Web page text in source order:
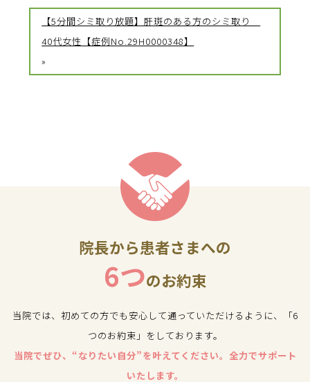
【5分間シミ取り放題】肝斑のある方のシミ取り
40代女性【症例No.29H0000348】
»
院長から患者さまへの
6つのお約束
当院では、初めての方でも安心して通っていただけるように、「6
つのお約束」をしております。
当院でぜひ、“なりたい自分”を叶えてください。全力でサポート
いたします。